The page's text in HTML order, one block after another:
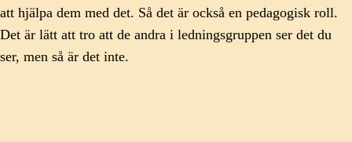
att hjälpa dem med det. Så det är också en pedagogisk roll.
Det är lätt att tro att de andra i ledningsgruppen ser det du
ser, men så är det inte.